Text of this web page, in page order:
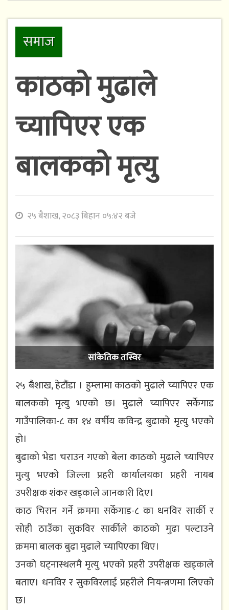
समाज
काठको मुढाले
च्यापिएर एक
बालकको मृत्यु
२५ बैशाख, २०८३ बिहान ०५:४२ बजे
सांकेतिक तस्विर
२५ बैशाख, हेटौंडा । हुम्लामा काठको मुढाले च्यापिएर एक
बालकको मृत्यु भएको छ। मुढाले च्यापिएर सर्केगाड
गाउँपालिका-८ का १४ वर्षीय कविन्द्र बुढाको मृत्यु भएको
हो।
बुढाको भेडा चराउन गएको बेला काठको मुढाले च्यापिएर
मुत्यु भएको जिल्ला प्रहरी कार्यालयका प्रहरी नायब
उपरीक्षक शंकर खड्काले जानकारी दिए।
काठ चिरान गर्ने क्रममा सर्केगाड-८ का धनविर सार्की र
सोही ठाउँका सुकविर सार्कीले काठको मुढा पल्टाउने
क्रममा बालक बुढा मुढाले च्यापिएका थिए।
उनको घट्नास्थलमै मृत्यु भएको प्रहरी उपरीक्षक खड्काले
बताए। धनविर र सुकविरलाई प्रहरीले नियन्त्रणमा लिएको
छ।